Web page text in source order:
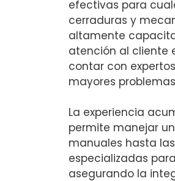
efectivas para
cerraduras y
altamente
atención al cliente
contar con
mayores
La experiencia
permite manejar
manuales hasta
especializadas
asegurando la